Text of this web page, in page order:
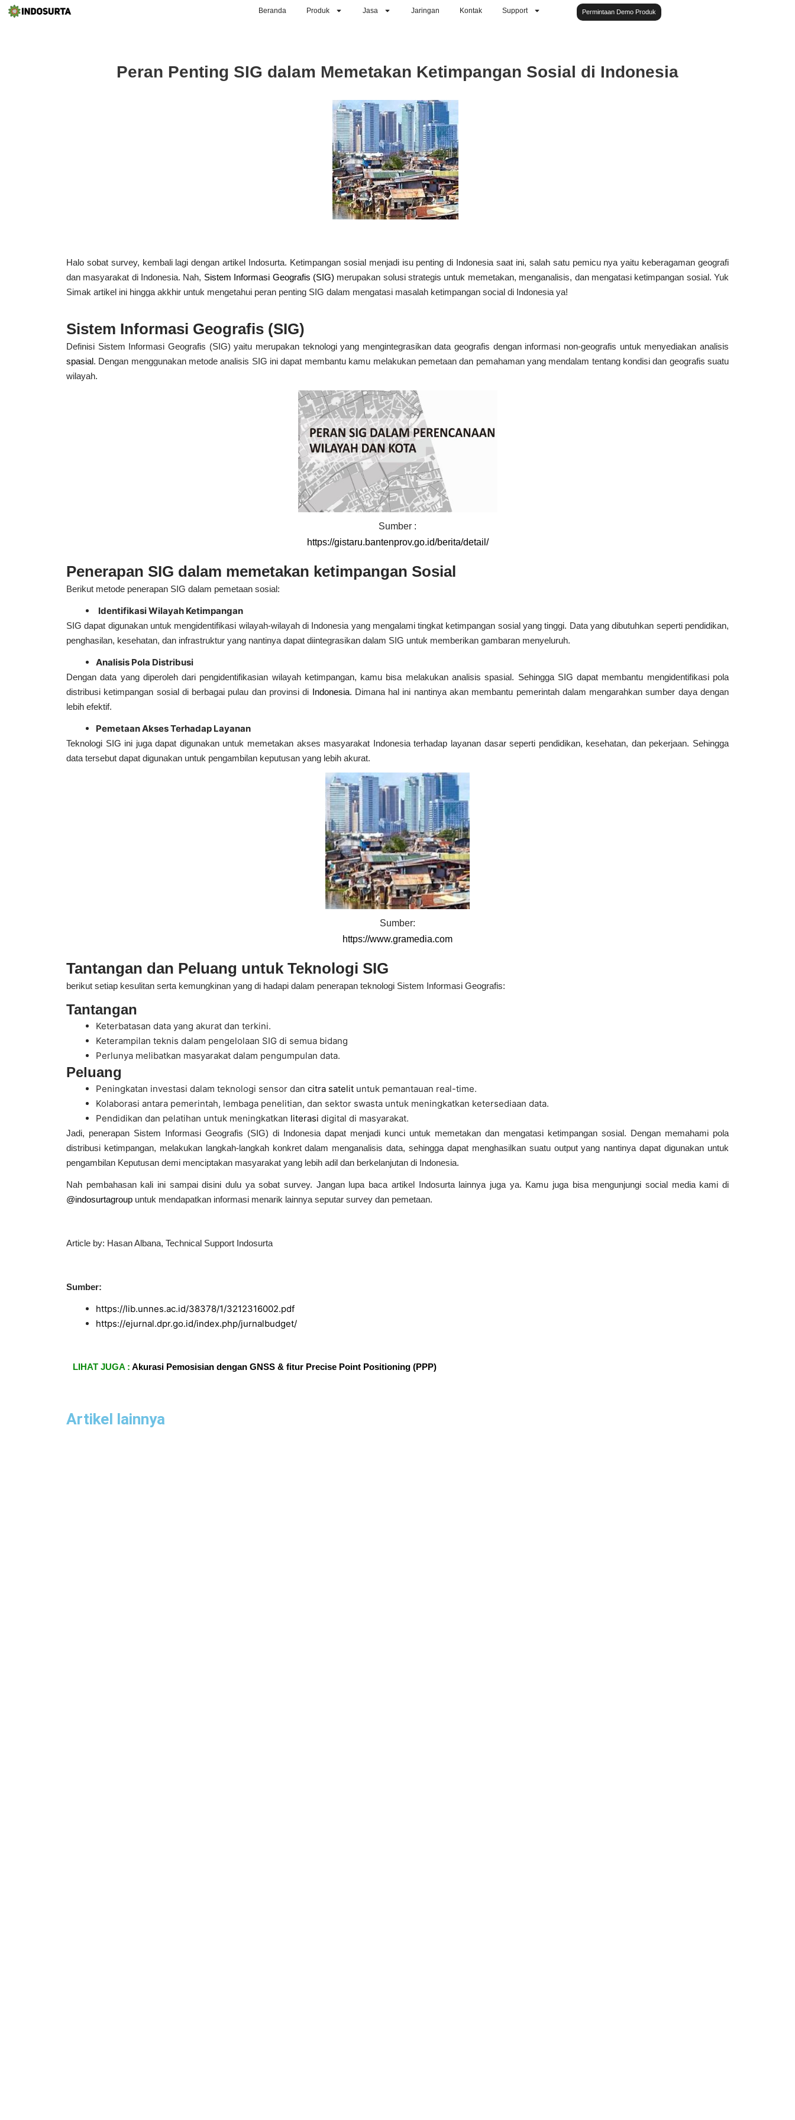
Beranda Produk Jasa Jaringan Kontak Support Permintaan Demo Produk
Peran Penting SIG dalam Memetakan Ketimpangan Sosial di Indonesia
Halo sobat survey, kembali lagi dengan artikel Indosurta. Ketimpangan sosial menjadi isu penting di Indonesia saat ini, salah satu pemicu nya yaitu keberagaman geografi
dan masyarakat di Indonesia. Nah, Sistem Informasi Geografis (SIG) merupakan solusi strategis untuk memetakan, menganalisis, dan mengatasi ketimpangan sosial. Yuk
Simak artikel ini hingga akkhir untuk mengetahui peran penting SIG dalam mengatasi masalah ketimpangan social di Indonesia ya!
Sistem Informasi Geografis (SIG)
Definisi Sistem Informasi Geografis (SIG) yaitu merupakan teknologi yang mengintegrasikan data geografis dengan informasi non-geografis untuk menyediakan analisis
spasial. Dengan menggunakan metode analisis SIG ini dapat membantu kamu melakukan pemetaan dan pemahaman yang mendalam tentang kondisi dan geografis suatu
wilayah.
Sumber :
https://gistaru.bantenprov.go.id/berita/detail/
Penerapan SIG dalam memetakan ketimpangan Sosial
Berikut metode penerapan SIG dalam pemetaan sosial:
Identifikasi Wilayah Ketimpangan
SIG dapat digunakan untuk mengidentifikasi wilayah-wilayah di Indonesia yang mengalami tingkat ketimpangan sosial yang tinggi. Data yang dibutuhkan seperti pendidikan,
penghasilan, kesehatan, dan infrastruktur yang nantinya dapat diintegrasikan dalam SIG untuk memberikan gambaran menyeluruh.
Analisis Pola Distribusi
Dengan data yang diperoleh dari pengidentifikasian wilayah ketimpangan, kamu bisa melakukan analisis spasial. Sehingga SIG dapat membantu mengidentifikasi pola
distribusi ketimpangan sosial di berbagai pulau dan provinsi di Indonesia. Dimana hal ini nantinya akan membantu pemerintah dalam mengarahkan sumber daya dengan
lebih efektif.
Pemetaan Akses Terhadap Layanan
Teknologi SIG ini juga dapat digunakan untuk memetakan akses masyarakat Indonesia terhadap layanan dasar seperti pendidikan, kesehatan, dan pekerjaan. Sehingga
data tersebut dapat digunakan untuk pengambilan keputusan yang lebih akurat.
Sumber:
https://www.gramedia.com
Tantangan dan Peluang untuk Teknologi SIG
berikut setiap kesulitan serta kemungkinan yang di hadapi dalam penerapan teknologi Sistem Informasi Geografis:
Tantangan
Keterbatasan data yang akurat dan terkini.
Keterampilan teknis dalam pengelolaan SIG di semua bidang
Perlunya melibatkan masyarakat dalam pengumpulan data.
Peluang
Peningkatan investasi dalam teknologi sensor dan citra satelit untuk pemantauan real-time.
Kolaborasi antara pemerintah, lembaga penelitian, dan sektor swasta untuk meningkatkan ketersediaan data.
Pendidikan dan pelatihan untuk meningkatkan literasi digital di masyarakat.
Jadi, penerapan Sistem Informasi Geografis (SIG) di Indonesia dapat menjadi kunci untuk memetakan dan mengatasi ketimpangan sosial. Dengan memahami pola
distribusi ketimpangan, melakukan langkah-langkah konkret dalam menganalisis data, sehingga dapat menghasilkan suatu output yang nantinya dapat digunakan untuk
pengambilan Keputusan demi menciptakan masyarakat yang lebih adil dan berkelanjutan di Indonesia.
Nah pembahasan kali ini sampai disini dulu ya sobat survey. Jangan lupa baca artikel Indosurta lainnya juga ya. Kamu juga bisa mengunjungi social media kami di
@indosurtagroup untuk mendapatkan informasi menarik lainnya seputar survey dan pemetaan.
Article by: Hasan Albana, Technical Support Indosurta
Sumber:
https://lib.unnes.ac.id/38378/1/3212316002.pdf
https://ejurnal.dpr.go.id/index.php/jurnalbudget/
LIHAT JUGA :Akurasi Pemosisian dengan GNSS & fitur Precise Point Positioning (PPP)
Artikel lainnya